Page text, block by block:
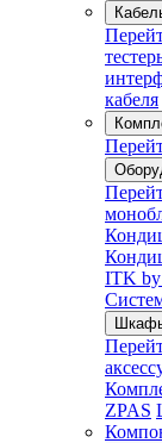
кабеля
ITK
ZPAS